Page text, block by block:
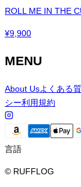
ROLL ME IN THE
¥9,900
MENU
About Usよくある
シー利用規約
言語
© RUFFLOG